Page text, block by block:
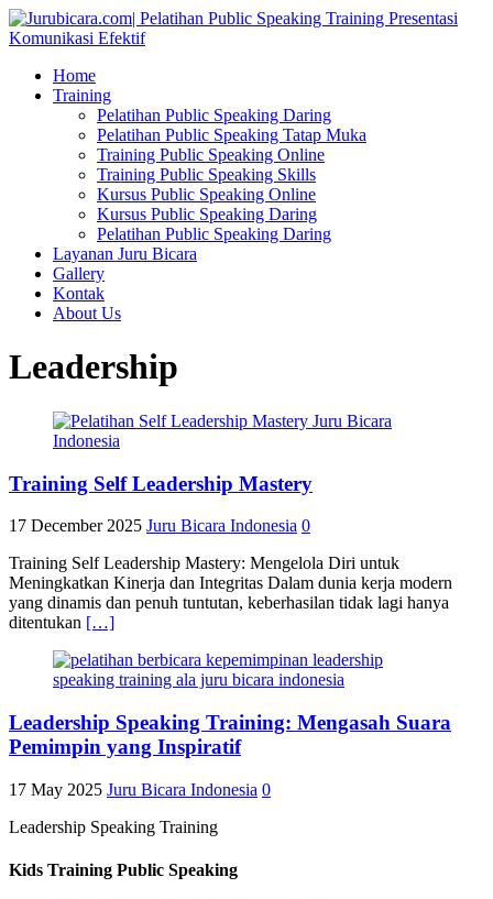
Home
Training
Pelatihan Public Speaking Daring
Pelatihan Public Speaking Tatap Muka
Training Public Speaking Online
Training Public Speaking Skills
Kursus Public Speaking Online
Kursus Public Speaking Daring
Pelatihan Public Speaking Daring
Layanan Juru Bicara
Gallery
Kontak
About Us
Leadership
Training Self Leadership Mastery
17 December 2025 Juru Bicara Indonesia 0
Training Self Leadership Mastery: Mengelola Diri untuk
Meningkatkan Kinerja dan Integritas Dalam dunia kerja modern
yang dinamis dan penuh tuntutan, keberhasilan tidak lagi hanya
ditentukan […]
Leadership Speaking Training: Mengasah Suara
Pemimpin yang Inspiratif
17 May 2025 Juru Bicara Indonesia 0
Leadership Speaking Training
Kids Training Public Speaking